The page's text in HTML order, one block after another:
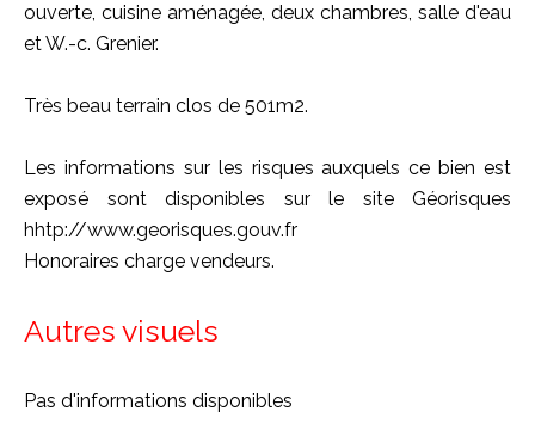
ouverte, cuisine aménagée, deux chambres, salle d'eau
et W.-c. Grenier.
Très beau terrain clos de 501m2.
Les informations sur les risques auxquels ce bien est
exposé sont disponibles sur le site Géorisques
hhtp://www.georisques.gouv.fr
Honoraires charge vendeurs.
Autres visuels
Pas d'informations disponibles